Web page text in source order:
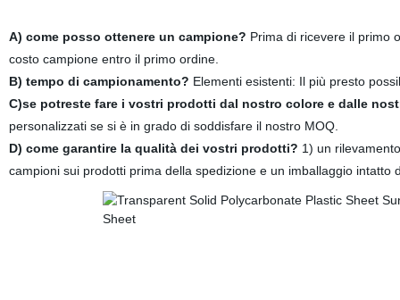
A) come posso ottenere un campione? Prima di ricevere il primo
costo campione entro il primo ordine.
B) tempo di campionamento? Elementi esistenti: Il più presto
C)se potreste fare i vostri prodotti dal nostro colore e dalle
personalizzati se si è in grado di soddisfare il nostro MOQ.
D) come garantire la qualità dei vostri prodotti? 1) un
campioni sui prodotti prima della spedizione e un imballaggio intatto